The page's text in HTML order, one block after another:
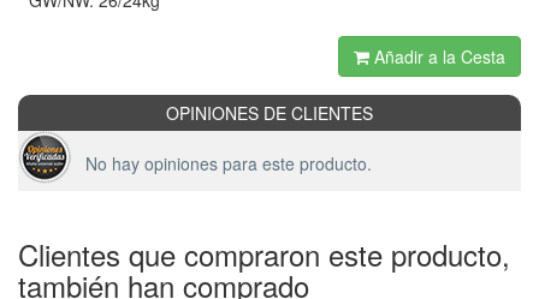
Añadir a la Cesta
OPINIONES DE CLIENTES
No hay opiniones para este producto.
Clientes que compraron este producto,
también han comprado